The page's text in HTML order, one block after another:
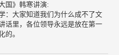
国》韩寒讲演:
：大家知道我们为什么成不了文
话里，各位领导永远是放在第一
的。